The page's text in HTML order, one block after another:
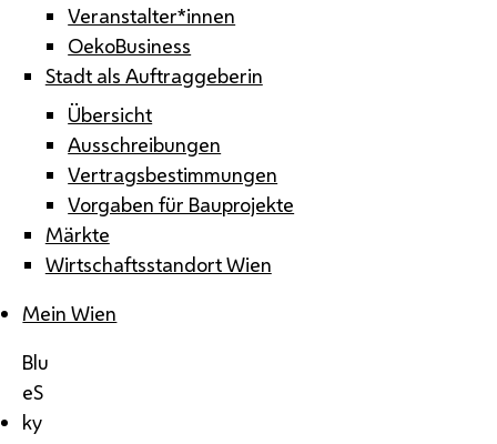
Veranstalter*innen
OekoBusiness
Stadt als Auftraggeberin
Übersicht
Ausschreibungen
Vertragsbestimmungen
Vorgaben für Bauprojekte
Märkte
Wirtschaftsstandort Wien
Mein Wien
Blu
eS
ky